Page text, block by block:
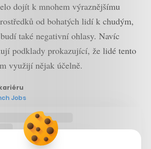
dojít k mnohem výraznějšímu
od bohatých lidí k chudým,
také negativní ohlasy. Navíc
podklady prokazující, že lidé tento
využijí nějak účelně.
Jobs